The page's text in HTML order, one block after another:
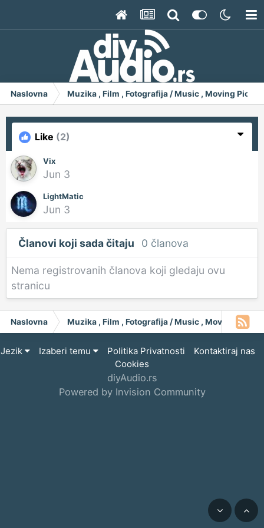
Naslovna Muzika , Film , Fotografija / Music , Moving
Like (2)
Vix
Jun 3
LightMatic
Jun 3
Članovi koji sada čitaju 0 članova
Nema registrovanih članova koji gledaju ovu
stranicu
Naslovna Muzika , Film , Fotografija / Music , Moving
Jezik Izaberi temu Politika Privatnosti
Kontaktiraj nas
Cookies
diyAudio.rs
Powered by Invision Community